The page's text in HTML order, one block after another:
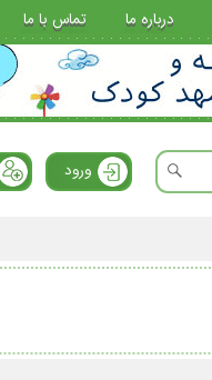
درباره ما تماس با ما
ورود